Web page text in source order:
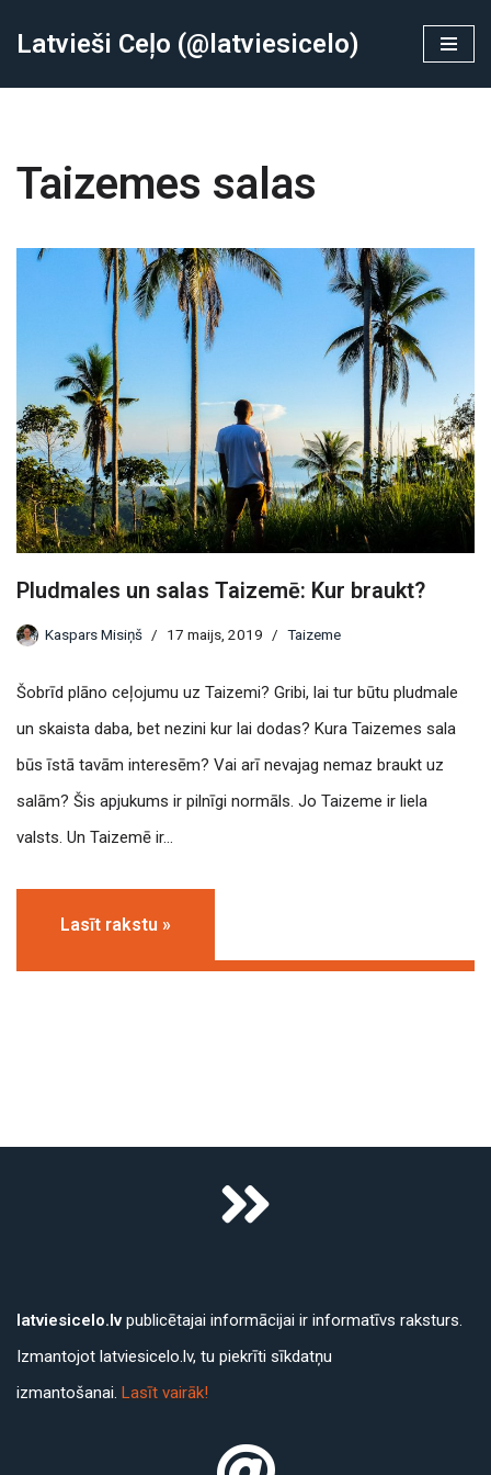
Latvieši Ceļo (@latviesicelo)
Taizemes salas
Pludmales un salas Taizemē: Kur braukt?
Kaspars Misiņš 17 maijs, 2019 Taizeme
Šobrīd plāno ceļojumu uz Taizemi? Gribi, lai tur būtu pludmale
un skaista daba, bet nezini kur lai dodas? Kura Taizemes sala
būs īstā tavām interesēm? Vai arī nevajag nemaz braukt uz
salām? Šis apjukums ir pilnīgi normāls. Jo Taizeme ir liela
valsts. Un Taizemē ir…
Lasīt rakstu »
latviesicelo.lv publicētajai informācijai ir informatīvs raksturs.
Izmantojot latviesicelo.lv, tu piekrīti sīkdatņu
izmantošanai. Lasīt vairāk!